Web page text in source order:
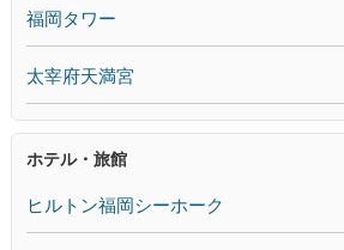
福岡タワー
太宰府天満宮
ホテル・旅館
ヒルトン福岡シーホーク